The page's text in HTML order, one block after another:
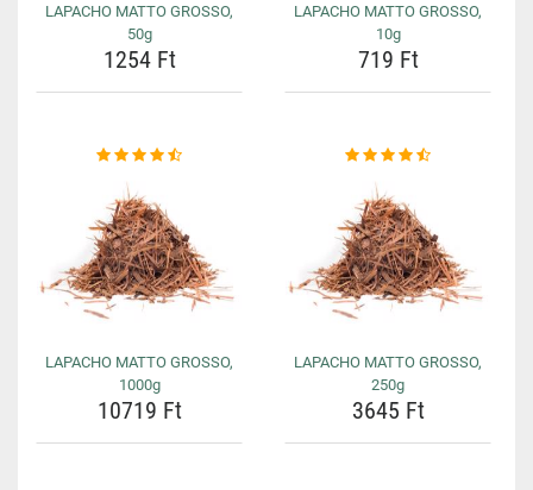
LAPACHO MATTO GROSSO,
50g
1254 Ft
LAPACHO MATTO GROSSO,
10g
719 Ft
LAPACHO MATTO GROSSO,
1000g
10719 Ft
LAPACHO MATTO GROSSO,
250g
3645 Ft